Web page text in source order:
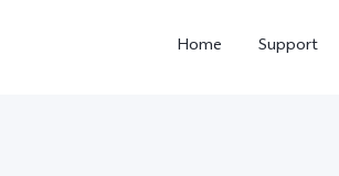
Home Support